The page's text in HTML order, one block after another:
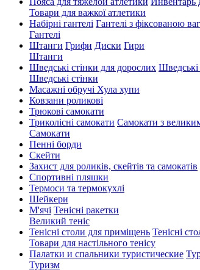
Товари для важкої атлетики
Набірні гантелі Гантелі з фіксованою
Гантелі
Штанги Грифи Диски Гири
Штанги
Шведські стінки для дорослих Шведські
Шведські стінки
Масажні обручі Хула хупи
Ковзани роликові
Трюкові самокати
Триколісні самокати Самокати з
Cамокати
Пенні борди
Скейти
Захист для роликів, скейтів та самокатів
Спортивні пляшки
Термоси та термокухлі
Шейкери
М'ячі Тенісні ракетки
Великий теніс
Тенісні столи для приміщень Тенісні
Товари для настільного тенісу
Палатки и спальники туристические
Туризм